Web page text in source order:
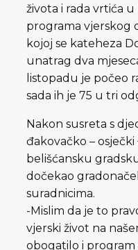
života i rada vrtića
programa vjerskog
kojoj se kateheza
unatrag dva
listopadu je počeo
sada ih je 75 u tri
Nakon susreta s
đakovačko –
belišćansku
dočekao
suradnicima.
-Mislim da je to
vjerski život na
obogatilo i